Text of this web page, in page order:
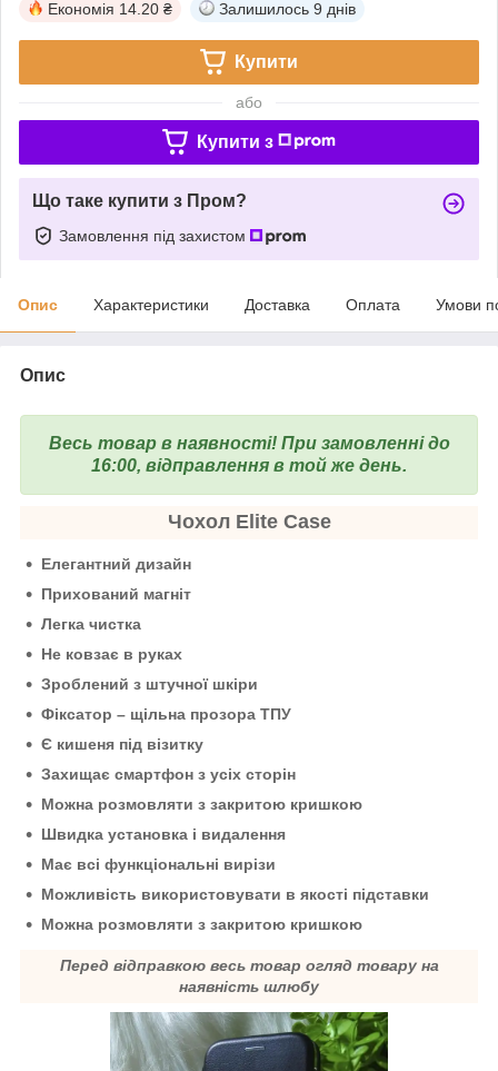
Економія 14.20 ₴ Залишилось 9 днів
Купити
або
Купити з
Що таке купити з Пром?
Замовлення під захистом
Опис Характеристики Доставка Оплата Умови
Опис
Весь товар в наявності! При замовленні до
16:00, відправлення в той же день.
Чохол Elite Case
Елегантний дизайн
Прихований магніт
Легка чистка
Не ковзає в руках
Зроблений з штучної шкіри
Фіксатор – щільна прозора ТПУ
Є кишеня під візитку
Захищає смартфон з усіх сторін
Можна розмовляти з закритою кришкою
Швидка установка і видалення
Має всі функціональні вирізи
Можливість використовувати в якості підставки
Можна розмовляти з закритою кришкою
Перед відправкою весь товар огляд товару на
наявність шлюбу